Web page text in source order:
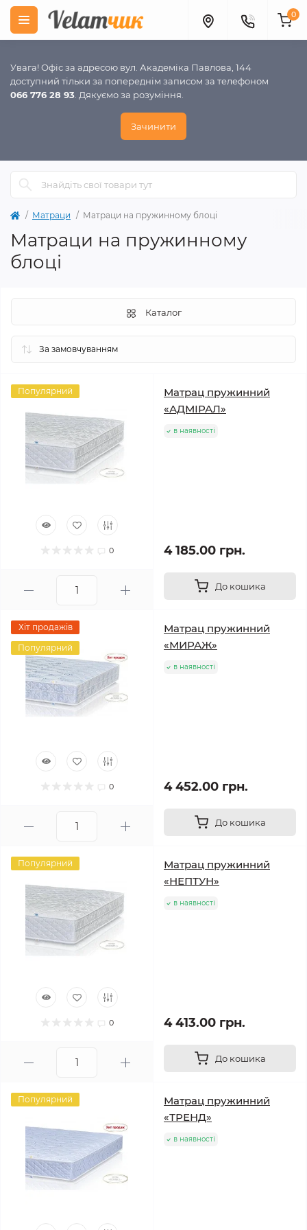
Увага! Офіс за адресою вул. Академіка Павлова, 144
доступний тільки за попереднім записом за телефоном
066 776 28 93 . Дякуємо за розуміння.
Зачинити
0
Матраци Матраци на пружинному блоці
Матраци на пружинному
блоці
Каталог
Популярний
0
Матрац пружинний
«АДМІРАЛ»
в наявності
4 185.00 грн.
До кошика
Хіт продажів
Популярний
0
Матрац пружинний
«МИРАЖ»
в наявності
4 452.00 грн.
До кошика
Популярний
0
Матрац пружинний
«НЕПТУН»
в наявності
4 413.00 грн.
До кошика
Популярний
Матрац пружинний
«ТРЕНД»
в наявності